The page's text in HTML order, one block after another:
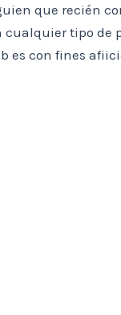
que recién
tipo de
es con fines